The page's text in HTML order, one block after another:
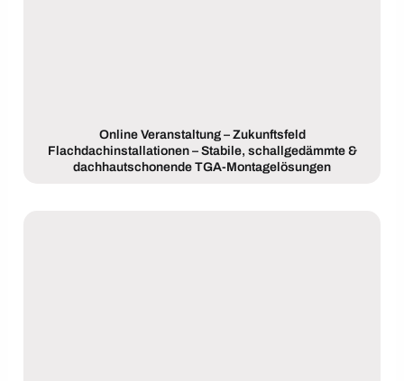
Online Veranstaltung – Zukunftsfeld
Flachdachinstallationen – Stabile, schallgedämmte &
dachhautschonende TGA-Montagelösungen